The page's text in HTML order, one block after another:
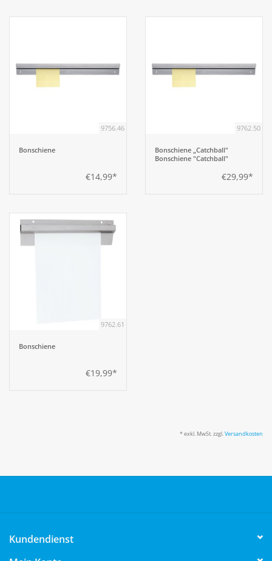
9756.46
Bonschiene
€14,99*
9762.50
Bonschiene „Catchball"
Bonschiene "Catchball"
€29,99*
9762.61
Bonschiene
€19,99*
* exkl. MwSt. zzgl.Versandkosten
Kundendienst